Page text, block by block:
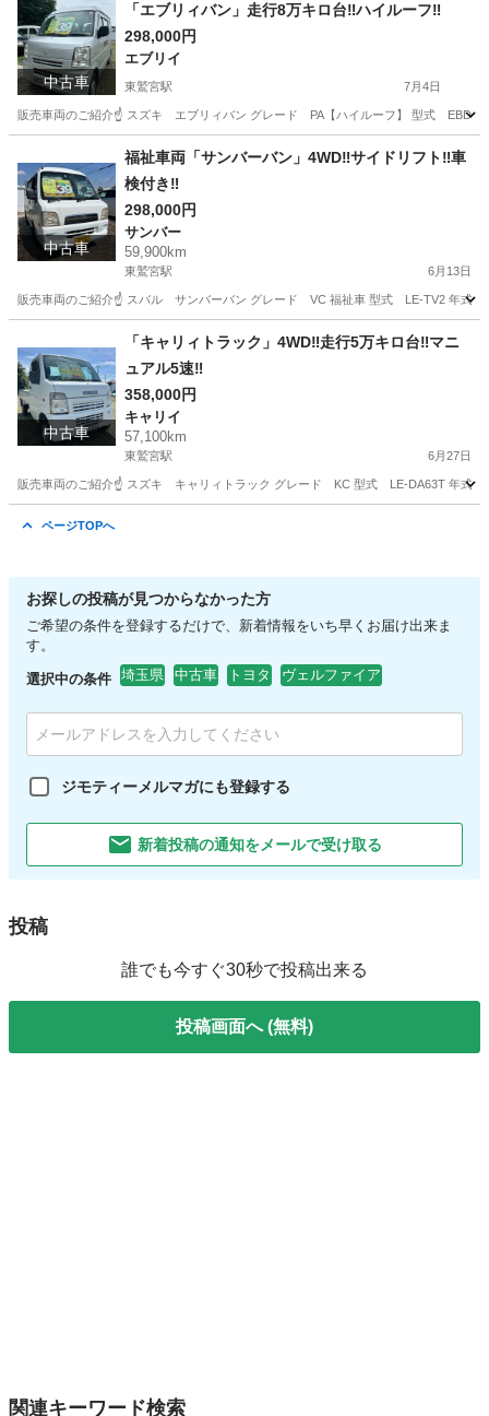
中古車
「エブリィバン」走行8万キロ台‼︎ハイルーフ‼︎
298,000円
エブリイ
東鷲宮駅 7月4日
販売車両のご紹介☝️ スズキ エブリィバン グレード PA【ハイルーフ】 型式
東鷲宮駅 エブリイ エブリィバン
中古車
福祉車両「サンバーバン」4WD‼︎サイドリフト‼︎車
検付き‼︎
298,000円
サンバー
59,900km
東鷲宮駅 6月13日
販売車両のご紹介☝️ スバル サンバーバン グレード VC 福祉車 型式 LE-TV2 年式
東鷲宮駅 サンバー サンバーバン
中古車
「キャリィトラック」4WD‼︎走行5万キロ台‼︎マニ
ュアル5速‼︎
358,000円
キャリイ
57,100km
東鷲宮駅 6月27日
販売車両のご紹介☝️ スズキ キャリィトラック グレード KC 型式 LE-DA63T 年式
ページTOPへ
お探しの投稿が見つからなかった方
ご希望の条件を登録するだけで、新着情報をいち早くお届け出来ま
す。
選択中の条件 埼玉県 中古車 トヨタ ヴェルファイア
ジモティーメルマガにも登録する
新着投稿の通知をメールで受け取る
投稿
誰でも今すぐ30秒で投稿出来る
投稿画面へ (無料)
関連キーワード検索